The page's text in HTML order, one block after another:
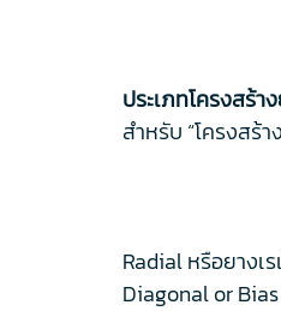
ประเภทโครงสร้า
สำหรับ “โครงสร้
Radial หรือยางเ
Diagonal or